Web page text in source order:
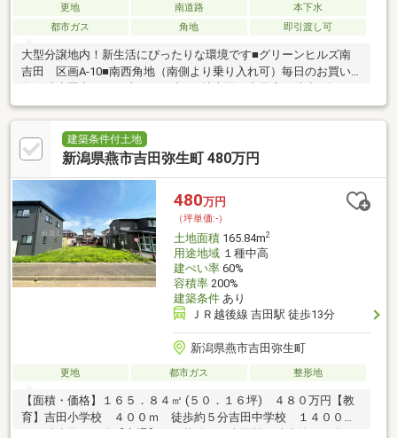
更地 南道路
本下水
都市ガス
角地 即引渡し可
大型分譲地内！新生活にぴったりな環境です■グリーンヒルズ南
吉田 区画A-10■南西角地（南側より乗り入れ可）毎日のお買い
ェルシア燕西太田店 徒歩3分■新印西部卸売市場 直売所 徒歩3
分■ウオロク吉田店 徒歩6分通勤・通学にも安心な立地です！■
吉田南小学校 徒歩6分■JR南吉田駅 徒歩10分■JR吉田駅 徒歩
20分、車で4分■燕市循環バス バス停『新印西部卸売市場』 徒歩
遊びにおすすめ！■みなみ親水公園 徒歩5分■ネクストジェネレ
ーションタウン 徒歩2分
建築条件付土地
新潟県燕市吉田弥生町 480万円
480万円
（坪単価:-）
土地面積165.84m2
用途地域１種中高
建ぺい率60%
容積率200%
建築条件あり
ＪＲ越後線 吉田駅 徒歩13分
新潟県燕市吉田弥生町
更地 都市ガス 整形地
【面積・価格】１６５．８４㎡ (５０．１６坪) ４８０万円【教
育】吉田小学校 ４００ｍ 徒歩約５分吉田中学校 １４００